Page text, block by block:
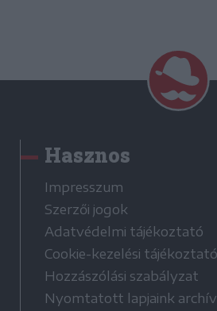
Hasznos
Impresszum
Szerzői jogok
Adatvédelmi tájékoztató
Cookie-kezelési tájékoztató
Hozzászólási szabályzat
Nyomtatott lapjaink